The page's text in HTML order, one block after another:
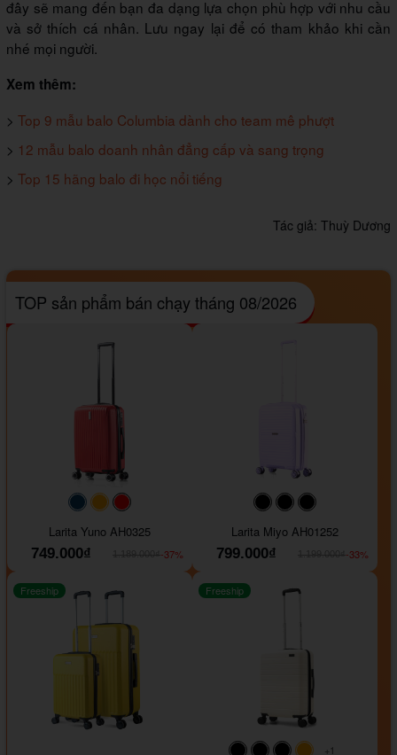
đây sẽ mang đến bạn đa dạng lựa chọn phù hợp với nhu cầu
và sở thích cá nhân. Lưu ngay lại để có tham khảo khi cần
nhé mọi người.
Xem thêm:
> Top 9 mẫu balo Columbia dành cho team mê phượt
> 12 mẫu balo doanh nhân đẳng cấp và sang trọng
> Top 15 hãng balo đi học nổi tiếng
Tác giả: Thuỳ Dương
TOP sản phẩm bán chạy tháng 08/2026
#093f69#ffa500
Larita Yuno AH0325
749.000₫
-37%
#000000#000000
Larita Miyo AH01252
799.000₫
-33%
Freeship
+1
Freeship